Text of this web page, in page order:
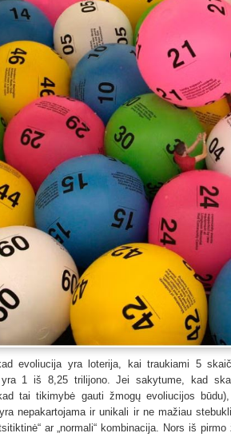
evoliucija yra loterija, kai traukiami 5
yra 1 iš 8,25 trilijono. Jei sakytume, kad
tai tikimybė gauti žmogų evoliucijos
nepakartojama ir unikali ir ne mažiau
ar „normali“ kombinacija. Nors iš